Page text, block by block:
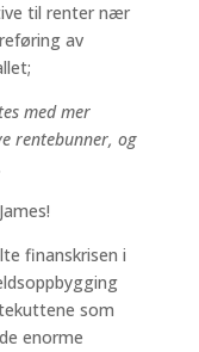
til renter nær
av
med mer
rentebunner, og
finanskrisen i
som
enorme